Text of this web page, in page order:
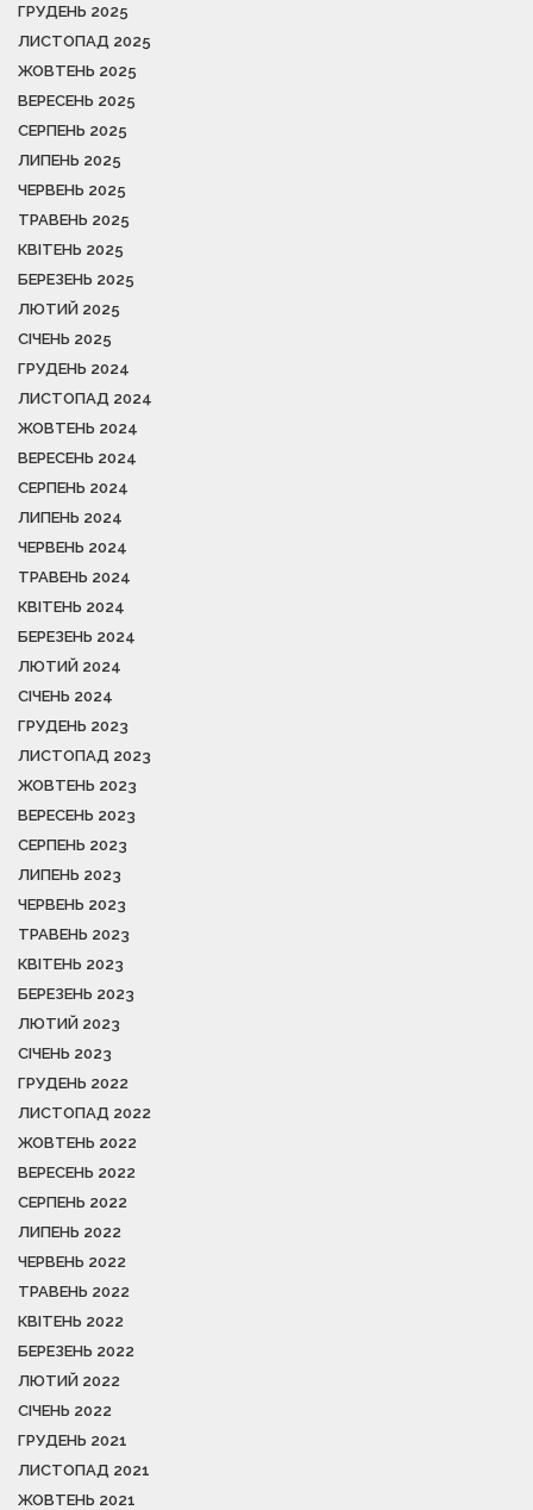
ГРУДЕНЬ 2025
ЛИСТОПАД 2025
ЖОВТЕНЬ 2025
ВЕРЕСЕНЬ 2025
СЕРПЕНЬ 2025
ЛИПЕНЬ 2025
ЧЕРВЕНЬ 2025
ТРАВЕНЬ 2025
КВІТЕНЬ 2025
БЕРЕЗЕНЬ 2025
ЛЮТИЙ 2025
СІЧЕНЬ 2025
ГРУДЕНЬ 2024
ЛИСТОПАД 2024
ЖОВТЕНЬ 2024
ВЕРЕСЕНЬ 2024
СЕРПЕНЬ 2024
ЛИПЕНЬ 2024
ЧЕРВЕНЬ 2024
ТРАВЕНЬ 2024
КВІТЕНЬ 2024
БЕРЕЗЕНЬ 2024
ЛЮТИЙ 2024
СІЧЕНЬ 2024
ГРУДЕНЬ 2023
ЛИСТОПАД 2023
ЖОВТЕНЬ 2023
ВЕРЕСЕНЬ 2023
СЕРПЕНЬ 2023
ЛИПЕНЬ 2023
ЧЕРВЕНЬ 2023
ТРАВЕНЬ 2023
КВІТЕНЬ 2023
БЕРЕЗЕНЬ 2023
ЛЮТИЙ 2023
СІЧЕНЬ 2023
ГРУДЕНЬ 2022
ЛИСТОПАД 2022
ЖОВТЕНЬ 2022
ВЕРЕСЕНЬ 2022
СЕРПЕНЬ 2022
ЛИПЕНЬ 2022
ЧЕРВЕНЬ 2022
ТРАВЕНЬ 2022
КВІТЕНЬ 2022
БЕРЕЗЕНЬ 2022
ЛЮТИЙ 2022
СІЧЕНЬ 2022
ГРУДЕНЬ 2021
ЛИСТОПАД 2021
ЖОВТЕНЬ 2021